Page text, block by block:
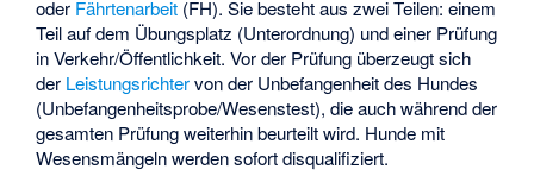
oder Fährtenarbeit (FH). Sie besteht aus zwei Teilen: einem
Teil auf dem Übungsplatz (Unterordnung) und einer Prüfung
in Verkehr/Öffentlichkeit. Vor der Prüfung überzeugt sich
der Leistungsrichtervon der Unbefangenheit des Hundes
(Unbefangenheitsprobe/Wesenstest), die auch während der
gesamten Prüfung weiterhin beurteilt wird. Hunde mit
Wesensmängeln werden sofort disqualifiziert.